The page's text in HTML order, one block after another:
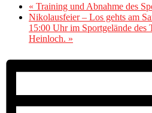
« Training und Abnahme des
Nikolausfeier – Los gehts am
15:00 Uhr im Sportgelände des
Heinloch. »